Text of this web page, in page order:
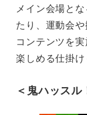
メイン会場と
たり、運動会
コンテンツを
楽しめる仕掛け
＜鬼ハッスル